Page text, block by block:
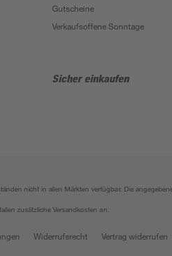
Gutscheine
Verkaufsoffene Sonntage
Sicher einkaufen
nicht in allen Märkten verfügbar. Die
zusätzliche Versandkosten an.
Widerrufsrecht Vertrag widerrufen